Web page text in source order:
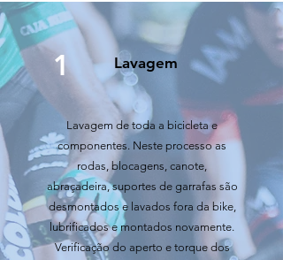
1 Lavagem
Lavagem de toda a bicicleta e
componentes. Neste processo as
rodas, blocagens, canote,
abraçadeira, suportes de garrafas são
desmontados e lavados fora da bike,
lubrificados e montados novamente.
Verificação do aperto e torque dos